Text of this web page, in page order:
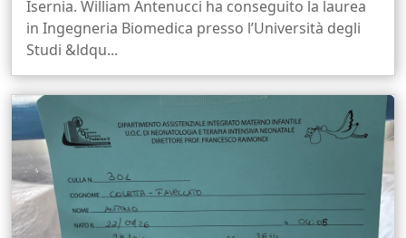
Isernia. William Antenucci ha conseguito la laurea
in Ingegneria Biomedica presso l’Università degli
Studi &ldqu...